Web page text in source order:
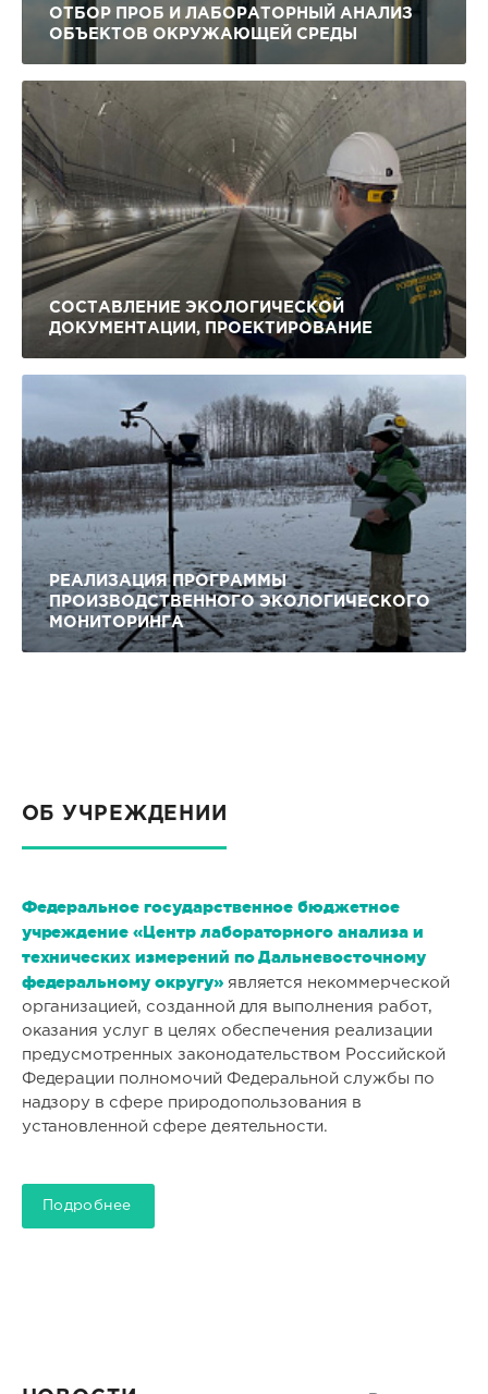
ОТБОР ПРОБ И ЛАБОРАТОРНЫЙ АНАЛИЗ
ОБЪЕКТОВ ОКРУЖАЮЩЕЙ СРЕДЫ
СОСТАВЛЕНИЕ ЭКОЛОГИЧЕСКОЙ
ДОКУМЕНТАЦИИ, ПРОЕКТИРОВАНИЕ
РЕАЛИЗАЦИЯ ПРОГРАММЫ
ПРОИЗВОДСТВЕННОГО ЭКОЛОГИЧЕСКОГО
МОНИТОРИНГА
ОБ УЧРЕЖДЕНИИ
Федеральное государственное бюджетное
учреждение «Центр лабораторного анализа и
технических измерений по Дальневосточному
федеральному округу» является некоммерческой
организацией, созданной для выполнения работ,
оказания услуг в целях обеспечения реализации
предусмотренных законодательством Российской
Федерации полномочий Федеральной службы по
надзору в сфере природопользования в
установленной сфере деятельности.
Подробнее